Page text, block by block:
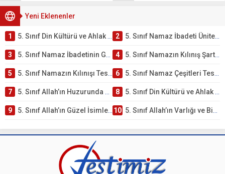
Yeni Eklenenler
1 5. Sınıf Din Kültürü ve Ahlak Bilgisi 2. Ünite: Namaz İbadeti Çalışmaları 2 5. Sınıf Namaz İbadeti Ünite Testi – Online Çöz
3 5. Sınıf Namaz İbadetinin Getirdiği Faydalar Testi 4 5. Sınıf Namazın Kılınış Şartları Testi
5 5. Sınıf Namazın Kılınışı Testi – Online Çöz 6 5. Sınıf Namaz Çeşitleri Testi – Online Çöz
7 5. Sınıf Allah’ın Huzurunda Olmak – Namaz İbadeti Testi 8 5. Sınıf Din Kültürü ve Ahlak Bilgisi 1. Ünite: Allah İnancı Çalışmaları
9 5. Sınıf Allah’ın Güzel İsimleri Testi – Online Çöz 10 5. Sınıf Allah’ın Varlığı ve Birliği Testi – Online Çöz